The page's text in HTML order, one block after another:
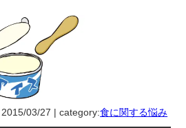
2015/03/27 | category:食に関する悩み